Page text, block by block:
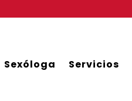
Sexóloga Servicios